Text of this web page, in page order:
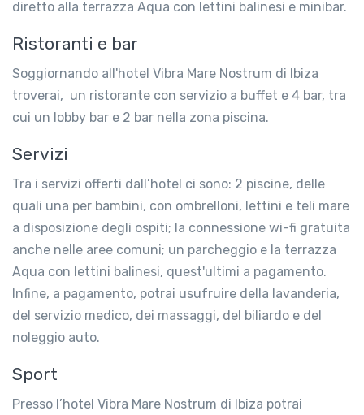
diretto alla terrazza Aqua con lettini balinesi e minibar.
Ristoranti e bar
Soggiornando all'hotel Vibra Mare Nostrum di Ibiza
troverai, un ristorante con servizio a buffet e 4 bar, tra
cui un lobby bar e 2 bar nella zona piscina.
Servizi
Tra i servizi offerti dall’hotel ci sono: 2 piscine, delle
quali una per bambini, con ombrelloni, lettini e teli mare
a disposizione degli ospiti; la connessione wi-fi gratuita
anche nelle aree comuni; un parcheggio e la terrazza
Aqua con lettini balinesi, quest'ultimi a pagamento.
Infine, a pagamento, potrai usufruire della lavanderia,
del servizio medico, dei massaggi, del biliardo e del
noleggio auto.
Sport
Presso l’hotel Vibra Mare Nostrum di Ibiza potrai